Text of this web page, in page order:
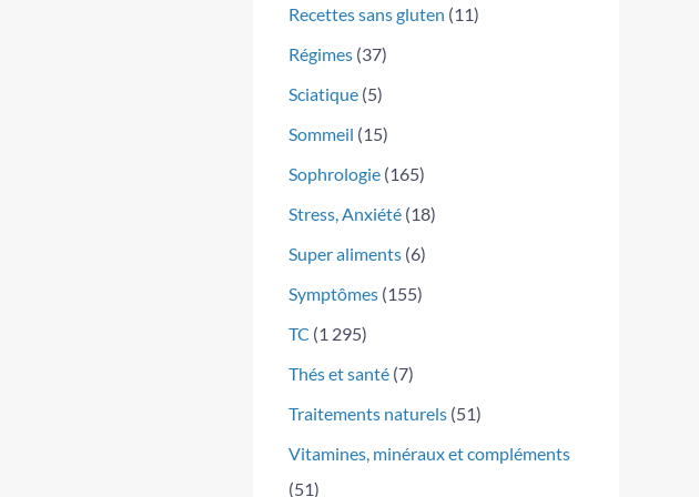
Recettes sans gluten (11)
Régimes (37)
Sciatique (5)
Sommeil (15)
Sophrologie (165)
Stress, Anxiété (18)
Super aliments (6)
Symptômes (155)
TC (1 295)
Thés et santé (7)
Traitements naturels (51)
Vitamines, minéraux et compléments
(51)